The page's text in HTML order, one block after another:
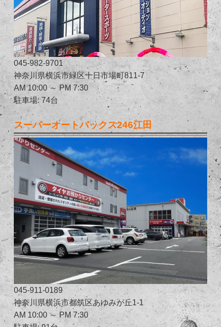
045-982-9701
神奈川県横浜市緑区十日市場町811-7
AM 10:00 ～ PM 7:30
駐車場: 74台
スーパーオートバックス246江田
045-911-0189
神奈川県横浜市都筑区あゆみが丘1-1
AM 10:00 ～ PM 7:30